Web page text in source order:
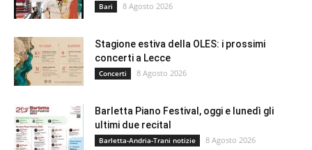
Bari 8 Agosto 2026
Stagione estiva della OLES: i prossimi
concerti a Lecce
Concerti 8 Agosto 2026
Barletta Piano Festival, oggi e lunedì gli
ultimi due recital
Barletta-Andria-Trani notizie 8 Agosto 2026